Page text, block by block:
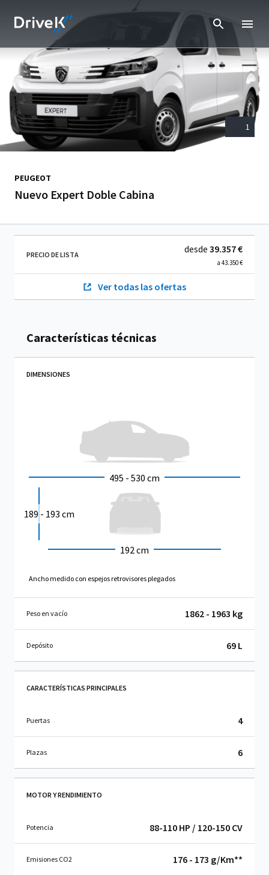
1
PEUGEOT
Nuevo Expert Doble Cabina
Características técnicas
DIMENSIONES
495 - 530 cm
192 cm
189 - 193 cm
Ancho medido con espejos retrovisores plegados
Peso en vacío 1862 - 1963 kg
Depósito 69 L
CARACTERÍSTICAS PRINCIPALES
Puertas 4
Plazas 6
MOTOR Y RENDIMIENTO
Potencia 88-110 HP / 120-150 CV
Emisiones CO2 176 - 173 g/Km**
PRECIO DE LISTA desde 39.357 €
a 43.350 €
Ver todas las ofertas